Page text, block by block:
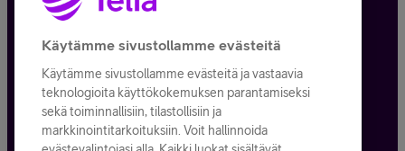
Tietosuoja ja -turva
Tilauksen peruuttaminen
Käyttöehdot
Käytämme sivustollamme evästeitä
Käytämme sivustollamme evästeitä ja vastaavia
teknologioita käyttökokemuksen parantamiseksi
sekä toiminnallisiin, tilastollisiin ja
markkinointitarkoituksiin. Voit hallinnoida